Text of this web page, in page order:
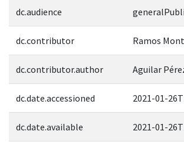
dc.audience
dc.contributor Ramos
dc.contributor.author Aguilar
dc.date.accessioned 2021-01-
dc.date.available 2021-01-